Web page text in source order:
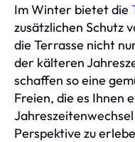
Im Winter bietet die
zusätzlichen Schutz
die Terrasse nicht
der kälteren
schaffen so eine
Freien, die es Ihnen
Perspektive zu